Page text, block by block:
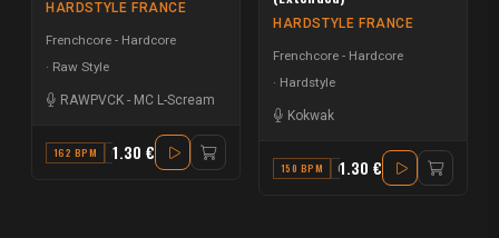
HARDSTYLE FRANCE
Frenchcore - Hardcore
Raw Style
RAWPVCK - MC L-Scream
162 BPM C#
1.30 €
HARDSTYLE FRANCE
Frenchcore - Hardcore
Hardstyle
Kokwak
150 BPM C MAJOR
1.30 €